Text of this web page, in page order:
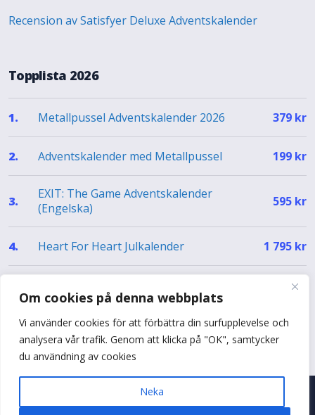
Om cookies på denna webbplats
Vi använder cookies för att förbättra din surfupplevelse och
analysera vår trafik. Genom att klicka på "OK", samtycker
du användning av cookies
Neka
Recension av Satisfyer Deluxe Adventskalender
Topplista 2026
1. Metallpussel Adventskalender 2026 379 kr
2. Adventskalender med Metallpussel 199 kr
3.
EXIT: The Game Adventskalender
(Engelska)
595 kr
4. Heart For Heart Julkalender 1 795 kr
499kr
Se hela topplistan